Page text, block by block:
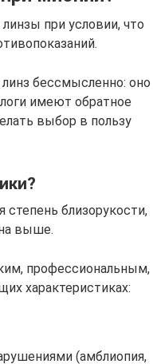
при условии, что
бессмысленно: оно
имеют обратное
выбор в пользу
близорукости,
выше.
профессиональным,
характеристиках:
(амблиопия,